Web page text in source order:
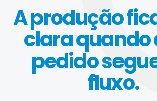
A produção
clara quando
pedido
fluxo.